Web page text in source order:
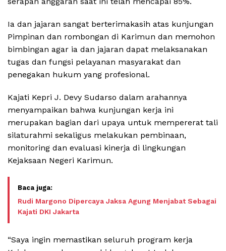
Ia dan jajaran sangat berterimakasih atas kunjungan
Pimpinan dan rombongan di Karimun dan memohon
bimbingan agar ia dan jajaran dapat melaksanakan
tugas dan fungsi pelayanan masyarakat dan
penegakan hukum yang profesional.
Kajati Kepri J. Devy Sudarso dalam arahannya
menyampaikan bahwa kunjungan kerja ini
merupakan bagian dari upaya untuk mempererat tali
silaturahmi sekaligus melakukan pembinaan,
monitoring dan evaluasi kinerja di lingkungan
Kejaksaan Negeri Karimun.
Rudi Margono Dipercaya Jaksa Agung Menjabat Sebagai
Kajati DKI Jakarta
“Saya ingin memastikan seluruh program kerja